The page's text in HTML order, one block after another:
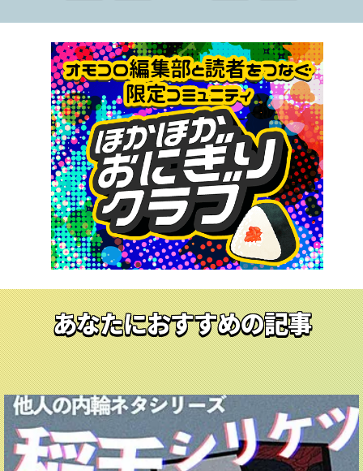
あなたにおすすめの記事